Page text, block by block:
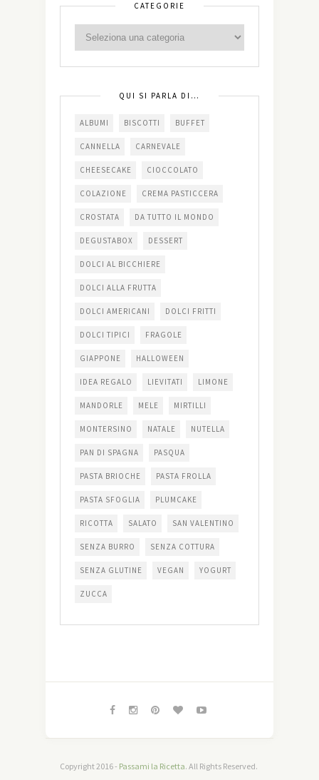
CATEGORIE
QUI SI PARLA DI…
ALBUMI BISCOTTI BUFFET
CANNELLA CARNEVALE
CHEESECAKE CIOCCOLATO
COLAZIONE CREMA PASTICCERA
CROSTATA DA TUTTO IL MONDO
DEGUSTABOX DESSERT
DOLCI AL BICCHIERE
DOLCI ALLA FRUTTA
DOLCI AMERICANI DOLCI FRITTI
DOLCI TIPICI FRAGOLE
GIAPPONE HALLOWEEN
IDEA REGALO LIEVITATI LIMONE
MANDORLE MELE MIRTILLI
MONTERSINO NATALE NUTELLA
PAN DI SPAGNA PASQUA
PASTA BRIOCHE PASTA FROLLA
PASTA SFOGLIA PLUMCAKE
RICOTTA SALATO SAN VALENTINO
SENZA BURRO SENZA COTTURA
SENZA GLUTINE VEGAN YOGURT
ZUCCA
Copyright 2016 - Passami la Ricetta. All Rights Reserved.